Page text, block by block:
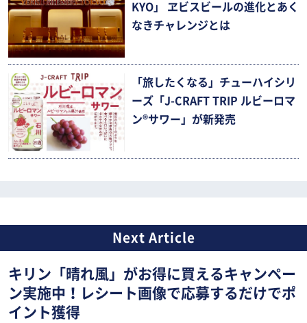
KYO」 ヱビスビールの進化とあく
なきチャレンジとは
「旅したくなる」チューハイシリ
ーズ「J-CRAFT TRIP ルビーロマ
ン®サワー」が新発売
キリン「晴れ風」がお得に買えるキャンペー
ン実施中！レシート画像で応募するだけでポ
イント獲得